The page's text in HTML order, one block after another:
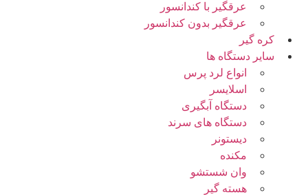
عرقگیر با کندانسور
عرقگیر بدون کندانسور
کره گیر
سایر دستگاه ها
انواع لرد پرس
اسلایسر
دستگاه آبگیری
دستگاه های سرند
دیستونر
مکنده
وان شستشو
هسته گیر